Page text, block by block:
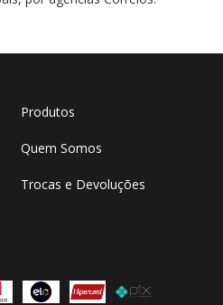
Produtos
Quem Somos
Trocas e Devoluções